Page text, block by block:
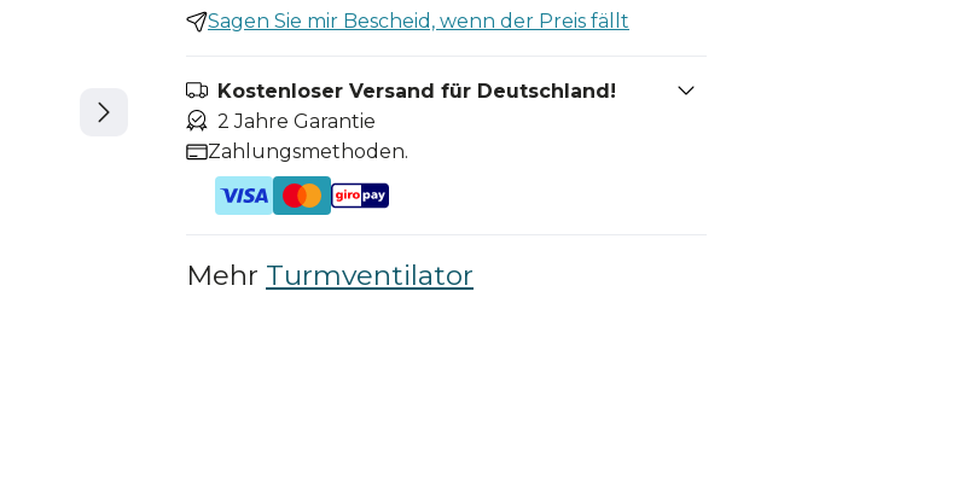
Sagen Sie mir Bescheid, wenn der Preis fällt
Kostenloser Versand für Deutschland!
2 Jahre Garantie
Zahlungsmethoden.
Mehr Turmventilator